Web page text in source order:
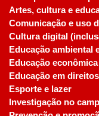
Artes, cultura e
Comunicação e uso
Cultura digital
Educação ambiental
Educação
Educação em
Esporte e lazer
Investigação no